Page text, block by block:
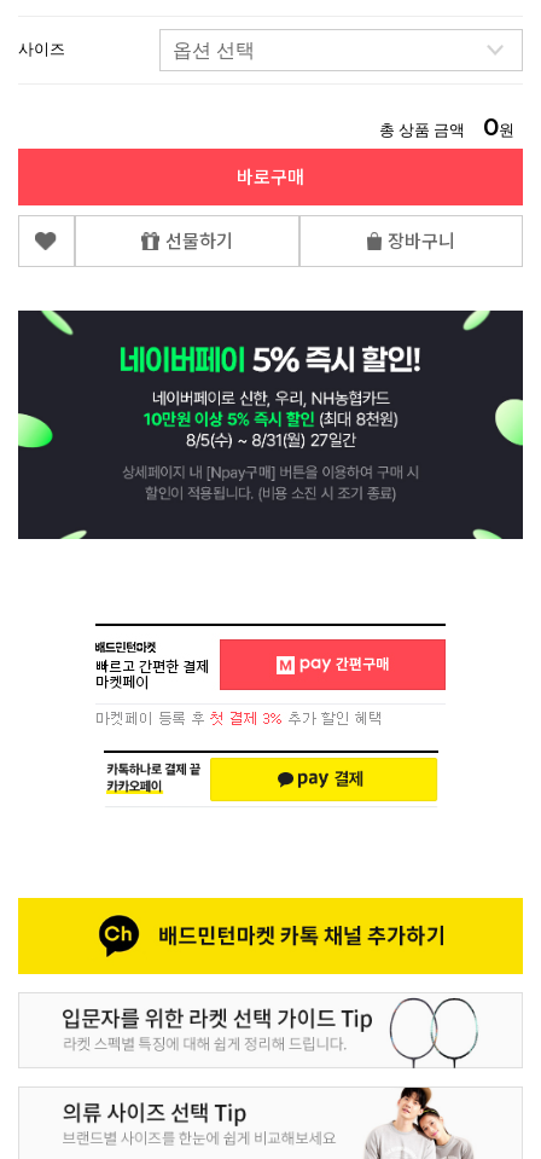
사이즈
총 상품 금액 0원
바로구매
선물하기 장바구니